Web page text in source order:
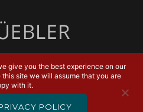
give you the best experience on our
site we will assume that you are
with it.
POLICY